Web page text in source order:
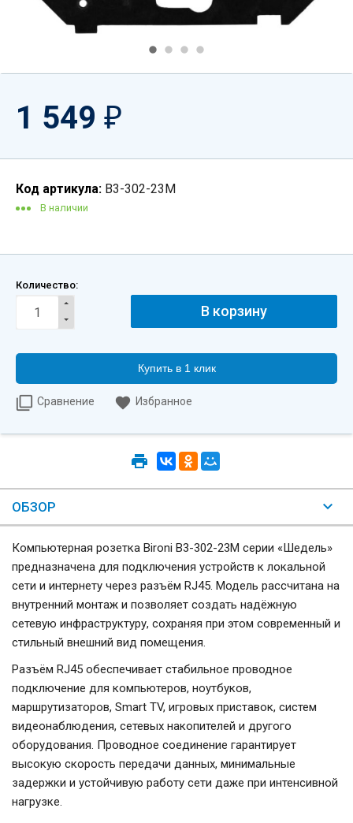
1 549 ₽
Код артикула: B3-302-23M
В наличии
Количество:
Купить в 1 клик
Сравнение Избранное
ОБЗОР
Компьютерная розетка Bironi B3-302-23M серии «Шедель»
предназначена для подключения устройств к локальной
сети и интернету через разъём RJ45. Модель рассчитана на
внутренний монтаж и позволяет создать надёжную
сетевую инфраструктуру, сохраняя при этом современный и
стильный внешний вид помещения.
Разъём RJ45 обеспечивает стабильное проводное
подключение для компьютеров, ноутбуков,
маршрутизаторов, Smart TV, игровых приставок, систем
видеонаблюдения, сетевых накопителей и другого
оборудования. Проводное соединение гарантирует
высокую скорость передачи данных, минимальные
задержки и устойчивую работу сети даже при интенсивной
нагрузке.